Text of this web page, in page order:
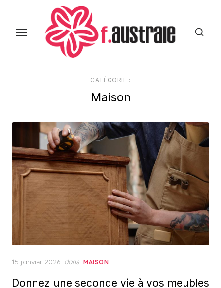
CATÉGORIE :
Maison
Posted
15 janvier 2026 dans MAISON
Donnez une seconde vie à vos meubles